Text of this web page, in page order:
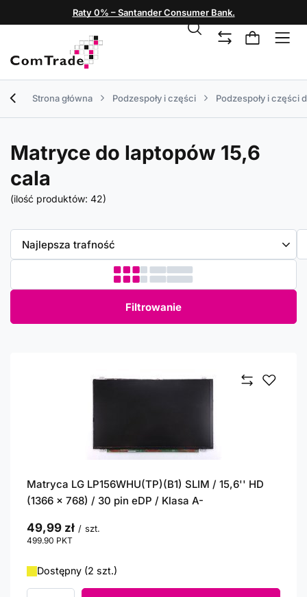
Raty 0% – Santander Consumer Bank.
Strona główna Podzespoły i części Podzespoły i części
Matryce do laptopów 15,6
cala
(ilość produktów: 42)
Zmień sortowanie
Najlepsza trafność
Filtrowanie
Matryca LG LP156WHU(TP)(B1) SLIM / 15,6'' HD
(1366 x 768) / 30 pin eDP / Klasa A-
49,99 zł / szt.
499.90 PKT
Dostępny (2 szt.)